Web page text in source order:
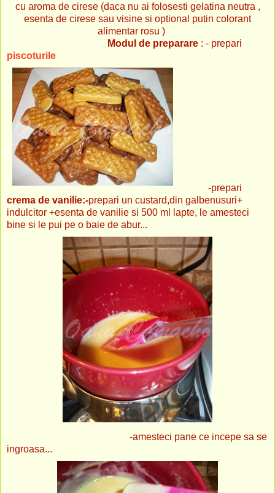
cu aroma de cirese (daca nu ai folosesti gelatina neutra ,
esenta de cirese sau visine si optional putin colorant
alimentar rosu )
Modul de preparare : - prepari
piscoturile
-prepari
crema de vanilie:-prepari un custard,din galbenusuri+
indulcitor +esenta de vanilie si 500 ml lapte, le amesteci
bine si le pui pe o baie de abur...
-amesteci pane ce incepe sa se
ingroasa...